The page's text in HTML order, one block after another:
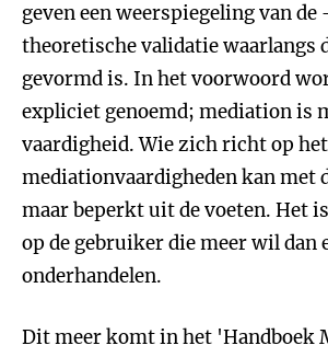
geven een weerspiegeling van de
theoretische validatie waarlangs
gevormd is. In het voorwoord
expliciet genoemd; mediation is
vaardigheid. Wie zich richt op
mediationvaardigheden kan met
maar beperkt uit de voeten. Het
op de gebruiker die meer wil dan
onderhandelen.
Dit meer komt in het 'Handboek